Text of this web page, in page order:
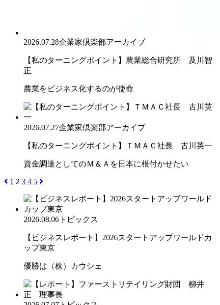
2026.07.28企業家倶楽部アーカイブ
【私のターニングポイント】農業総合研究所 及川智
正
農業をビジネス化するのが使命
2026.07.27企業家倶楽部アーカイブ
【私のターニングポイント】ＴＭＡＣ社長 古川英一
資金調達としてのＭ＆Ａを日本に根付かせたい
1 2 3 4 5
2026.08.06 トピックス
【ビジネスレポート】2026スタートアップワールドカ
ップ東京
優勝は（株）カウシェ